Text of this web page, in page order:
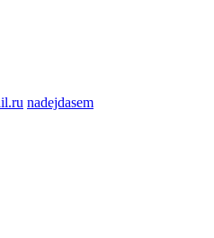
nadejdasem